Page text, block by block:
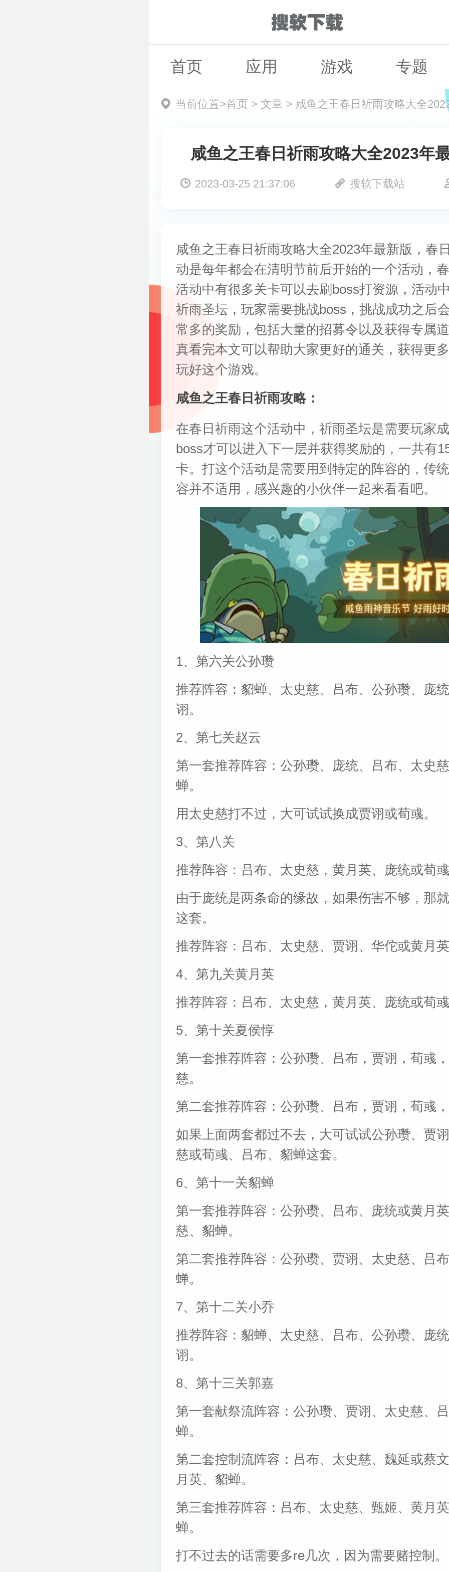
首页 应用 游戏 专题
当前位置>首页 > 文章 > 咸鱼之王春日祈雨攻略大全
咸鱼之王春日祈雨攻略大全2023年
2023-03-25 21:37:06 搜软下载站
咸鱼之王春日祈雨攻略大全2023年最新版，春
动是每年都会在清明节前后开始的一个活动，
活动中有很多关卡可以去刷boss打资源，活动
祈雨圣坛，玩家需要挑战boss，挑战成功之后
常多的奖励，包括大量的招募令以及获得专属
真看完本文可以帮助大家更好的通关，获得更
玩好这个游戏。
咸鱼之王春日祈雨攻略：
在春日祈雨这个活动中，祈雨圣坛是需要玩家
boss才可以进入下一层并获得奖励的，一共有
卡。打这个活动是需要用到特定的阵容的，传
容并不适用，感兴趣的小伙伴一起来看看吧。
1、第六关公孙瓒
推荐阵容：貂蝉、太史慈、吕布、公孙瓒、庞
诩。
2、第七关赵云
第一套推荐阵容：公孙瓒、庞统、吕布、太史
蝉。
用太史慈打不过，大可试试换成贾诩或荀彧。
3、第八关
推荐阵容：吕布、太史慈，黄月英、庞统或荀
由于庞统是两条命的缘故，如果伤害不够，那
这套。
推荐阵容：吕布、太史慈、贾诩、华佗或黄月
4、第九关黄月英
推荐阵容：吕布、太史慈，黄月英、庞统或荀
5、第十关夏侯惇
第一套推荐阵容：公孙瓒、吕布，贾诩，荀彧
慈。
第二套推荐阵容：公孙瓒、吕布，贾诩，荀彧
如果上面两套都过不去，大可试试公孙瓒、贾
慈或荀彧、吕布、貂蝉这套。
6、第十一关貂蝉
第一套推荐阵容：公孙瓒、吕布、庞统或黄月
慈、貂蝉。
第二套推荐阵容：公孙瓒、贾诩、太史慈、吕
蝉。
7、第十二关小乔
推荐阵容：貂蝉、太史慈、吕布、公孙瓒、庞
诩。
8、第十三关郭嘉
第一套献祭流阵容：公孙瓒、贾诩、太史慈、
蝉。
第二套控制流阵容：吕布、太史慈、魏延或蔡
月英、貂蝉。
第三套推荐阵容：吕布、太史慈、甄姬、黄月
蝉。
打不过去的话需要多re几次，因为需要赌控制。